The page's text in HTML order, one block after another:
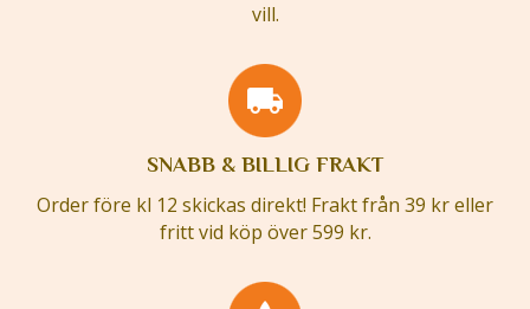
vill.
SNABB & BILLIG FRAKT
Order före kl 12 skickas direkt! Frakt från 39 kr eller
fritt vid köp över 599 kr.